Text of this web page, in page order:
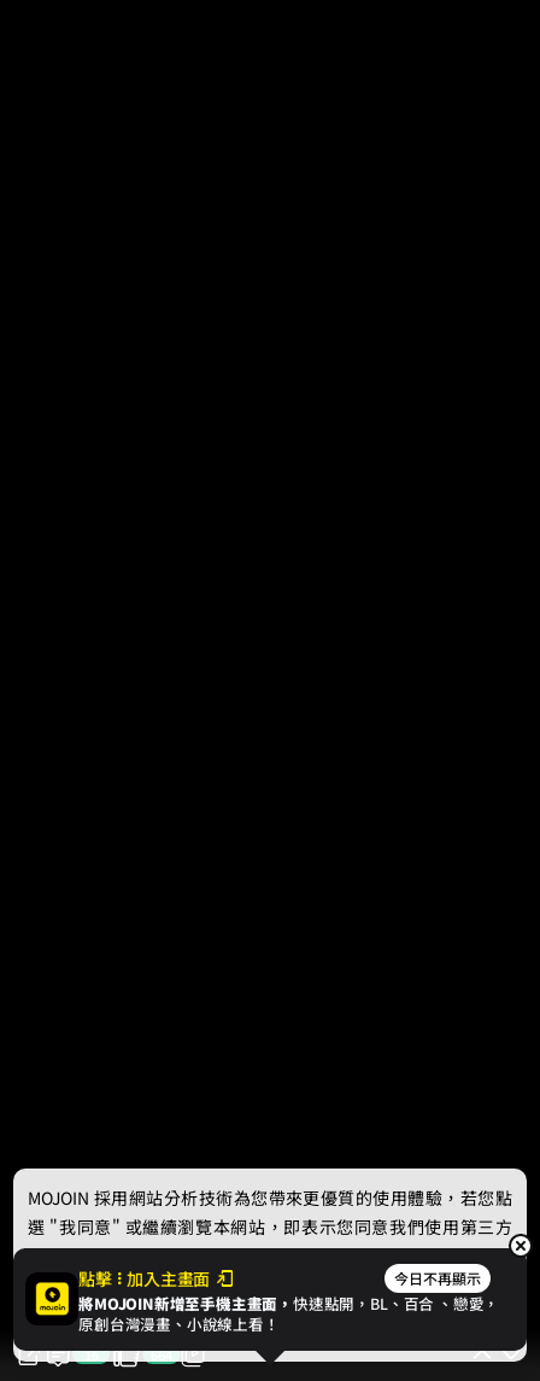
16 664
點擊 加入主畫面 今日不再顯示
將MOJOIN新增至手機主畫面，快速點開，BL、 百合 、戀愛，
原創台灣漫畫、小說線上看！
MOJOIN 採用網站分析技術為您帶來更優質的使用體驗，若您點
選 "我同意" 或繼續瀏覽本網站，即表示您同意我們使用第三方
Cookie，欲瞭解更多資訊請見隱私權政策。
我同意